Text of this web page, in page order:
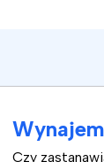
Czy